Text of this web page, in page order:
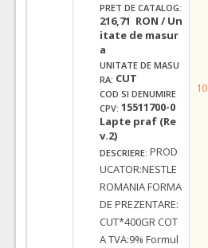
PRET DE CATALOG:
216,71 RON / Un
itate de masur
a
UNITATE DE MASU
RA: CUT
COD SI DENUMIRE
CPV: 15511700-0
Lapte praf (Re
v.2)
DESCRIERE: PROD
UCATOR:NESTLE
ROMANIA FORMA
DE PREZENTARE:
CUT*400GR COT
A TVA:9% Formul
10